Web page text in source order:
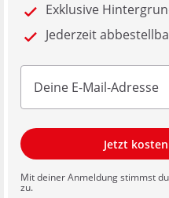
Exklusive
Jederzeit
Jetzt
Mit deiner Anmeldung stimmst
zu.